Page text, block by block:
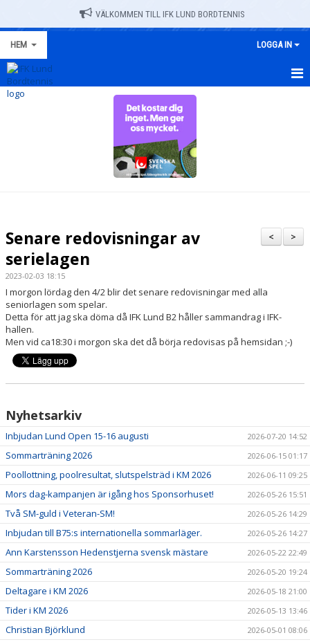
VÄLKOMMEN TILL IFK LUND BORDTENNIS
HEM LOGGA IN
HEM
DOKUMENT
VÅRA LAG/TRÄNARE
ALLA IFK-MATCHER 2025-2026
IFK-SHOPEN
PARAPINGIS
>
<
Senare redovisningar av
serielagen
2023-02-03 18:15
I morgon lördag den 4/2 blir det senare redovisningar med alla
seniorlagen som spelar.
Detta för att jag ska döma då IFK Lund B2 håller sammandrag i IFK-
hallen.
Men vid ca18:30 i morgon ska det då börja redovisas på hemsidan ;-)
Nyhetsarkiv
Inbjudan Lund Open 15-16 augusti 2026-07-20 14:52
Sommarträning 2026 2026-06-15 01:17
Poollottning, poolresultat, slutspelsträd i KM 2026 2026-06-11 09:25
Mors dag-kampanjen är igång hos Sponsorhuset! 2026-05-26 15:51
Två SM-guld i Veteran-SM! 2026-05-26 14:29
Inbjudan till B75:s internationella sommarläger. 2026-05-26 14:27
Ann Karstensson Hedenstjerna svensk mästare 2026-05-22 22:49
Sommarträning 2026 2026-05-20 19:24
Deltagare i KM 2026 2026-05-18 21:00
Tider i KM 2026 2026-05-13 13:46
Christian Björklund 2026-05-01 08:06